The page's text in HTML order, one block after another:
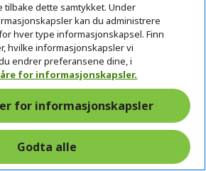
de beste tilbudene
våre!
tilbake dette samtykket. Under
kan du administrere
hver type informasjonskapsel. Finn
hvilke informasjonskapsler vi
endrer preferansene dine, i
for informasjonskapsler.
for informasjonskapsler
Godta alle